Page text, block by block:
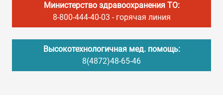
Министерство здравоохранения ТО:
8-800-444-40-03 - горячая линия
Высокотехнологичная мед. помощь:
8(4872)48-65-46